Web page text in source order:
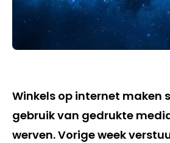
Winkels op internet maken
gebruik van gedrukte
werven. Vorige week